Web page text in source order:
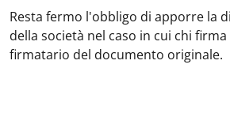
Resta fermo l'obbligo di apporre la
della società nel caso in cui chi
firmatario del documento originale.